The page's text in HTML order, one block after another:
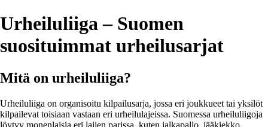
Urheiluliiga – Suomen
suosituimmat urheilusarjat
Mitä on urheiluliiga?
Urheiluliiga on organisoitu kilpailusarja, jossa eri joukkueet tai yksilöt
kilpailevat toisiaan vastaan eri urheilulajeissa. Suomessa urheiluliigoja
löytyy monenlaisia eri lajien parissa, kuten jalkapallo, jääkiekko,